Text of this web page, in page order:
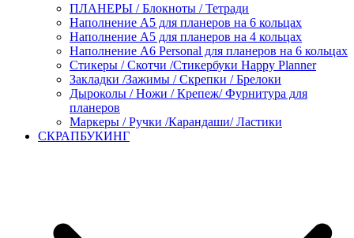
ПЛАНЕРЫ / Блокноты / Тетради
Наполнение А5 для планеров на 6 кольцах
Наполнение А5 для планеров на 4 кольцах
Наполнение А6 Personal для планеров на 6 кольцах
Стикеры / Скотчи /Стикербуки Happy Planner
Закладки /Зажимы / Скрепки / Брелоки
Дыроколы / Ножи / Крепеж/ Фурнитура для
планеров
Маркеры / Ручки /Карандаши/ Ластики
СКРАПБУКИНГ